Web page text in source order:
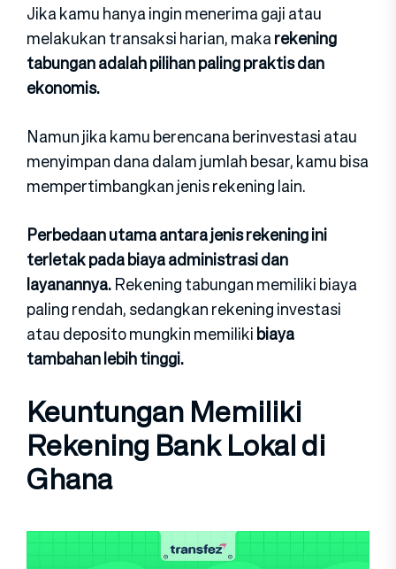
Jika kamu hanya ingin menerima gaji atau
melakukan transaksi harian, makarekening
tabungan adalah pilihan paling praktis dan
ekonomis.
Namun jika kamu berencana berinvestasi atau
menyimpan dana dalam jumlah besar, kamu bisa
mempertimbangkan jenis rekening lain.
Perbedaan utama antara jenis rekening ini
terletak pada biaya administrasi dan
layanannya.Rekening tabungan memiliki biaya
paling rendah, sedangkan rekening investasi
atau deposito mungkin memilikibiaya
tambahan lebih tinggi.
Keuntungan Memiliki
Rekening Bank Lokal di
Ghana